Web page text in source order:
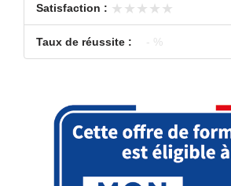
Satisfaction : ★★★★★
★★★★★
Taux de réussite : - %